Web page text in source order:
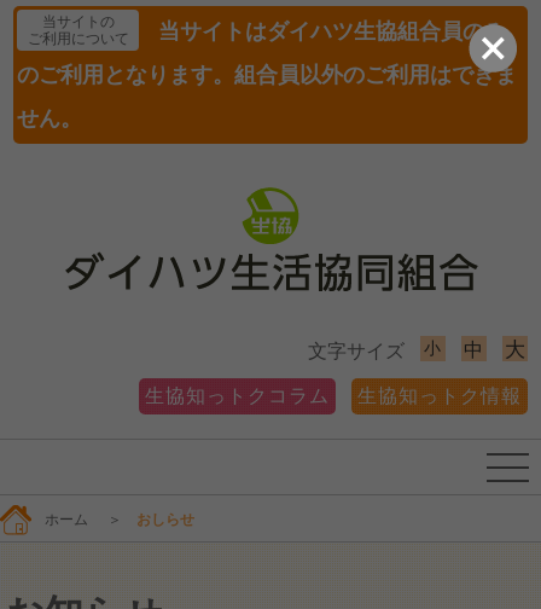
当サイトの
ご利用について
当サイトはダイハツ生協組合員のみ
のご利用となります。組合員以外のご利用はできま
せん。
文字サイズ 小 中 大
生協知っトクコラム 生協知っトク情報
ホーム ＞ おしらせ